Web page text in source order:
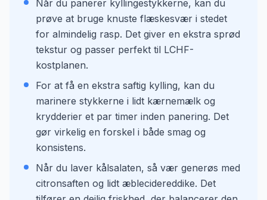
Når du panerer kyllingestykkerne, kan du
prøve at bruge knuste flæskesvær i stedet
for almindelig rasp. Det giver en ekstra sprød
tekstur og passer perfekt til LCHF-
kostplanen.
For at få en ekstra saftig kylling, kan du
marinere stykkerne i lidt kærnemælk og
krydderier et par timer inden panering. Det
gør virkelig en forskel i både smag og
konsistens.
Når du laver kålsalaten, så vær generøs med
citronsaften og lidt æblecidereddike. Det